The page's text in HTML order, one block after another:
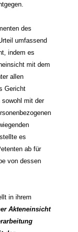
des
umfassend
indem es
mit dem
allen
Gericht
mit der
es
ab für
von dessen
in ihrem
Akteneinsicht